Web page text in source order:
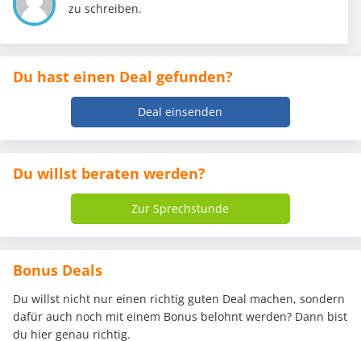
zu schreiben.
Du hast einen Deal gefunden?
Deal einsenden
Du willst beraten werden?
Zur Sprechstunde
Bonus Deals
Du willst nicht nur einen richtig guten Deal machen, sondern
dafür auch noch mit einem Bonus belohnt werden? Dann bist
du hier genau richtig.